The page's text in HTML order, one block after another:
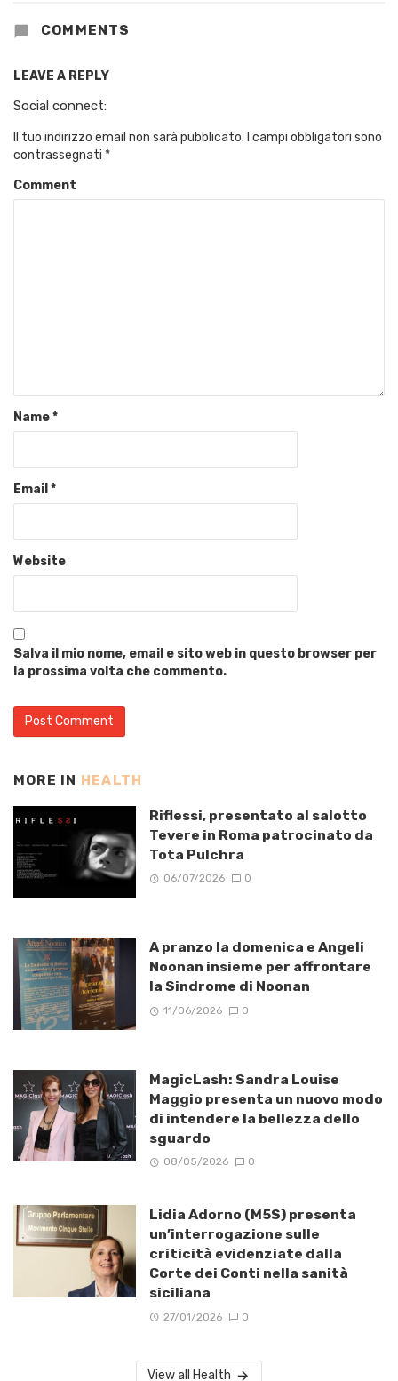
COMMENTS
LEAVE A REPLY
Social connect:
Il tuo indirizzo email non sarà pubblicato. I campi obbligatori sono
contrassegnati *
Comment
Name*
Email*
Website
Salva il mio nome, email e sito web in questo browser per
la prossima volta che commento.
MORE IN HEALTH
Riflessi, presentato al salotto
Tevere in Roma patrocinato da
Tota Pulchra
06/07/2026 0
A pranzo la domenica e Angeli
Noonan insieme per affrontare
la Sindrome di Noonan
11/06/2026 0
MagicLash: Sandra Louise
Maggio presenta un nuovo modo
di intendere la bellezza dello
sguardo
08/05/2026 0
Lidia Adorno (M5S) presenta
un’interrogazione sulle
criticità evidenziate dalla
Corte dei Conti nella sanità
siciliana
27/01/2026 0
View all Health